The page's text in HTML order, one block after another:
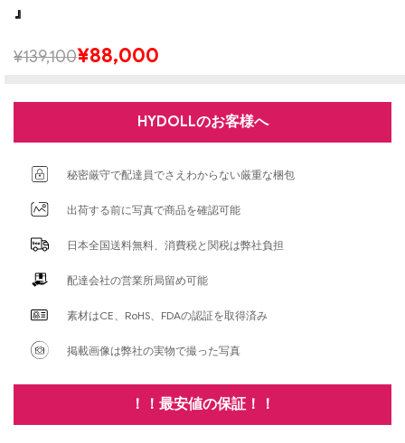
』
¥139,100¥88,000
HYDOLLのお客様へ
秘密厳守で配達員でさえわからない厳重な梱包
出荷する前に写真で商品を確認可能
日本全国送料無料、消費税と関税は弊社負担
配達会社の営業所局留め可能
素材はCE、RoHS、FDAの認証を取得済み
掲載画像は弊社の実物で撮った写真
！！最安値の保証！！